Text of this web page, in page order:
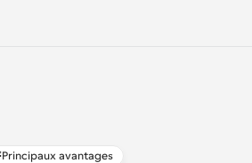
Principaux avantages